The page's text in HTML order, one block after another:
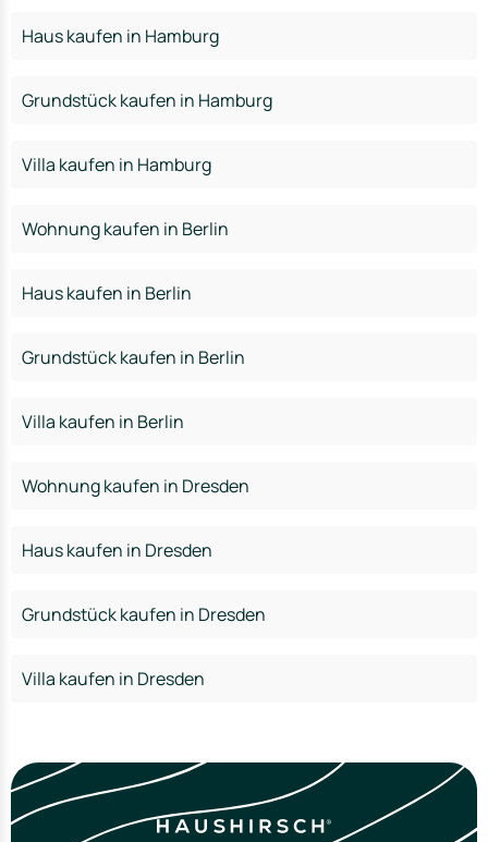
Haus kaufen in Hamburg
Grundstück kaufen in Hamburg
Villa kaufen in Hamburg
Wohnung kaufen in Berlin
Haus kaufen in Berlin
Grundstück kaufen in Berlin
Villa kaufen in Berlin
Wohnung kaufen in Dresden
Haus kaufen in Dresden
Grundstück kaufen in Dresden
Villa kaufen in Dresden